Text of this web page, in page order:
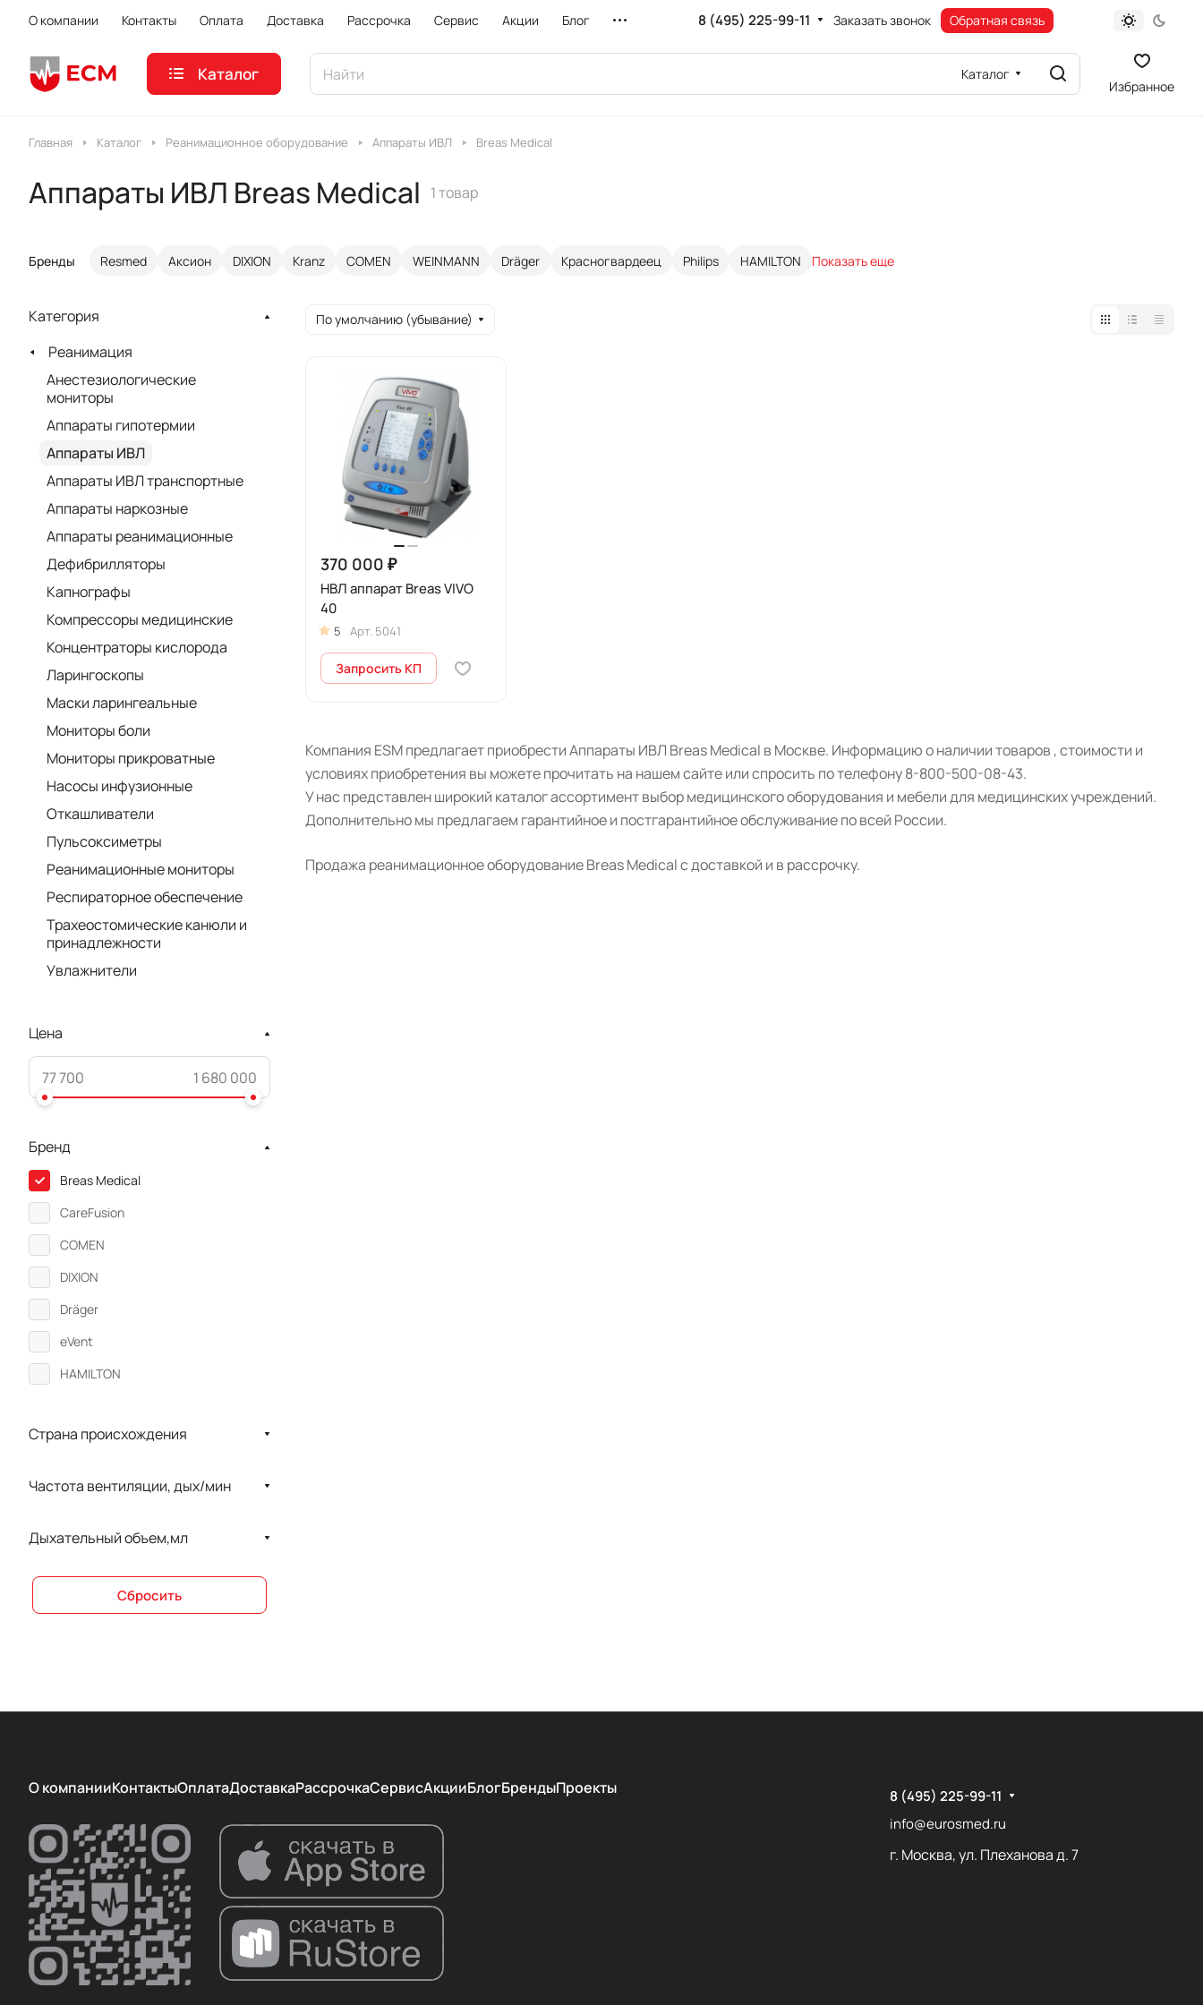
О компании Контакты Оплата Доставка Рассрочка Сервис Акции Блог 8 (495) 225-99-11 Заказать звонок Обратная связь
Каталог Каталог
Избранное
Главная Каталог Реанимационное оборудование Аппараты ИВЛ Breas Medical
Аппараты ИВЛ Breas Medical 1 товар
Бренды Resmed Аксион DIXION Kranz COMEN WEINMANN Dräger Красногвардеец Philips HAMILTON Показать еще
По умолчанию (убывание)
370 000 ₽
НВЛ аппарат Breas VIVO
40
5 Арт. 5041
Запросить КП
Компания ESM предлагает приобрести Аппараты ИВЛ Breas Medical в Москве. Информацию о наличии товаров , стоимости и
условиях приобретения вы можете прочитать на нашем сайте или спросить по телефону 8-800-500-08-43.
У нас представлен широкий каталог ассортимент выбор медицинского оборудования и мебели для медицинских учреждений.
Дополнительно мы предлагаем гарантийное и постгарантийное обслуживание по всей России.
Продажа реанимационное оборудование Breas Medical с доставкой и в рассрочку.
Категория
Реанимация
Анестезиологические
мониторы
Аппараты гипотермии
Аппараты ИВЛ
Аппараты ИВЛ транспортные
Аппараты наркозные
Аппараты реанимационные
Дефибрилляторы
Капнографы
Компрессоры медицинские
Концентраторы кислорода
Ларингоскопы
Маски ларингеальные
Мониторы боли
Мониторы прикроватные
Насосы инфузионные
Откашливатели
Пульсоксиметры
Реанимационные мониторы
Респираторное обеспечение
Трахеостомические канюли и
принадлежности
Увлажнители
Цена
Бренд
Breas Medical
CareFusion
COMEN
DIXION
Dräger
eVent
HAMILTON
Löwenstein Medical
Philips
Страна происхождения
Частота вентиляции, дых/мин
Дыхательный объем,мл
Сбросить
О компанииКонтактыОплатаДоставкаРассрочкаСервисАкцииБлогБрендыПроекты
8 (495) 225-99-11
info@eurosmed.ru
г. Москва, ул. Плеханова д. 7